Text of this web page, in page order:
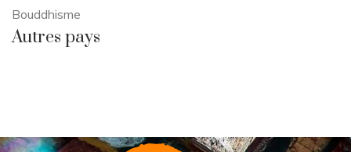
Bouddhisme
Autres pays